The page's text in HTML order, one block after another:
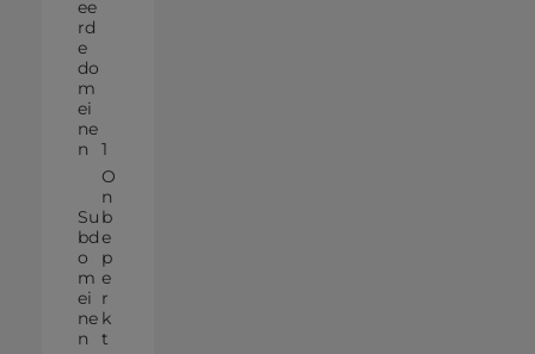
ee
rd
e
do
m
ei
ne
n
1
Su
bd
o
m
ei
ne
n
O
n
b
e
p
e
r
k
t